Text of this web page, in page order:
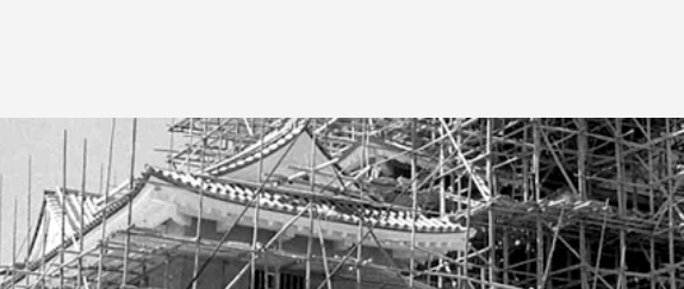
場所 消防
届け出や申請をしたい
証明書がほしい
課
課
事業課